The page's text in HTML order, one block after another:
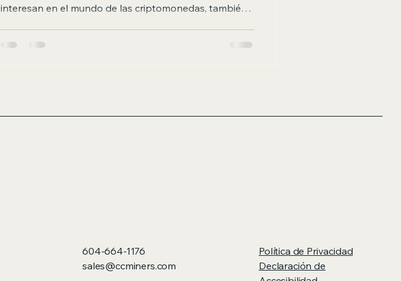
interesan en el mundo de las criptomonedas, también
abordar la minería de criptomonedas de manera
604-664-1176
sales@ccminers.com
Política de Privacidad
Declaración de